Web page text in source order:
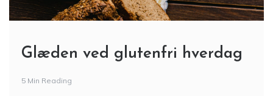
Glæden ved glutenfri hverdag
5 Min Reading